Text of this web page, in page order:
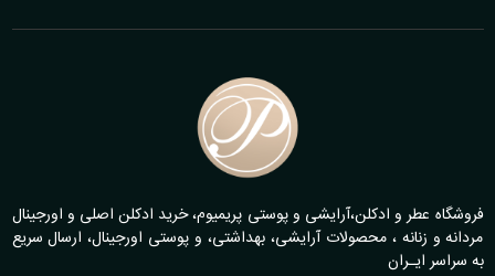
فروشگاه عطر و ادکلن،آرایشی و پوستی پریمیوم، خرید ادکلن اصلی و اورجینال
مردانه و زنانه ، محصولات آرایشی، بهداشتی، و پوستی اورجینال، ارسال سریع
به سراسر ایـران